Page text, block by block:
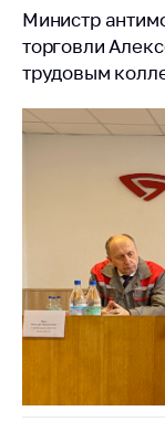
Беларусь
Защита
данных
Личный
граждан
Прямaя
Горячая
Министр
торговли
трудовым